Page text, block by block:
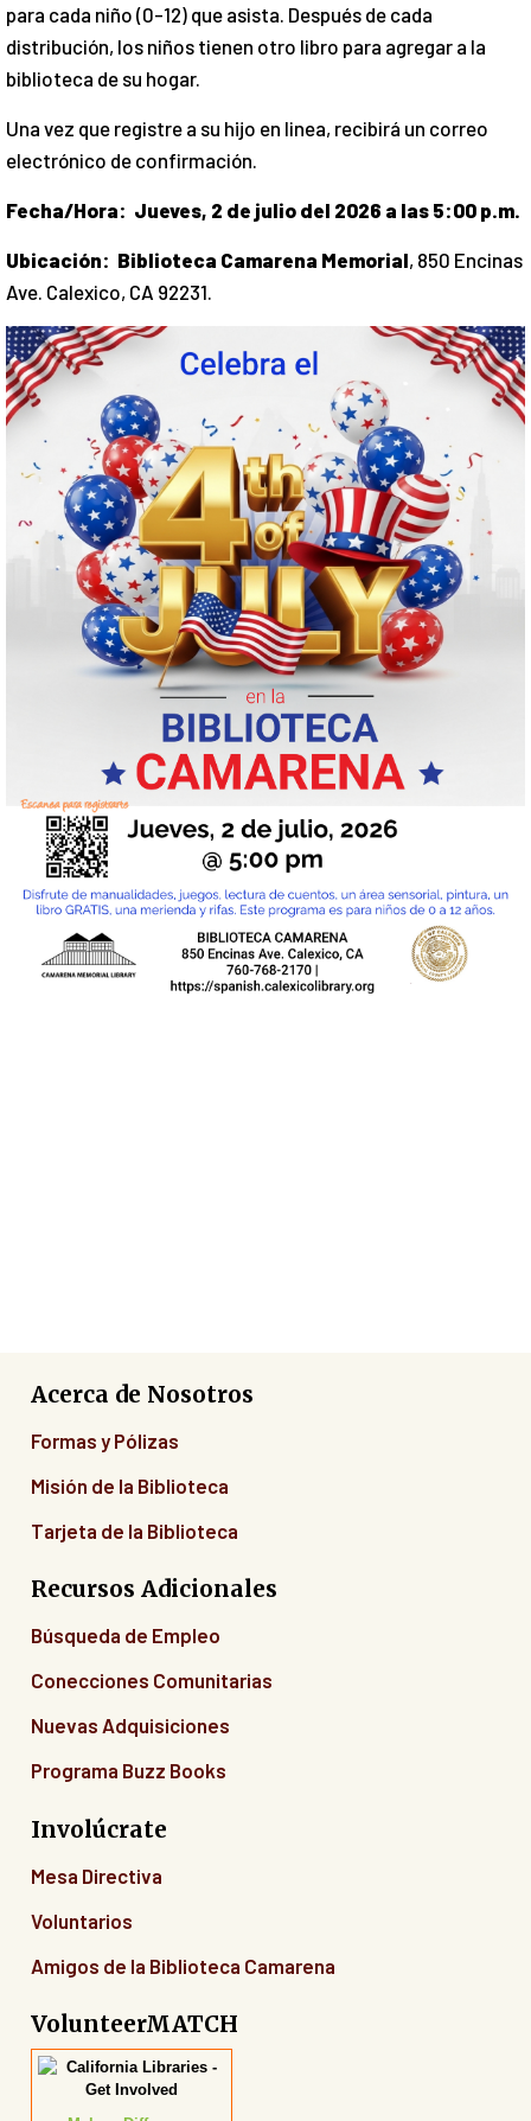
para cada niño (0-12) que asista. Después de cada
distribución, los niños tienen otro libro para agregar a la
biblioteca de su hogar.
Una vez que registre a su hijo en linea, recibirá un correo
electrónico de confirmación.
Fecha/Hora: Jueves, 2 de julio del 2026 a las 5:00 p.m.
Ubicación: Biblioteca Camarena Memorial, 850 Encinas
Ave. Calexico, CA 92231.
Acerca de Nosotros
Formas y Pólizas
Misión de la Biblioteca
Tarjeta de la Biblioteca
Recursos Adicionales
Búsqueda de Empleo
Conecciones Comunitarias
Nuevas Adquisiciones
Programa Buzz Books
Involúcrate
Mesa Directiva
Voluntarios
Amigos de la Biblioteca Camarena
VolunteerMATCH